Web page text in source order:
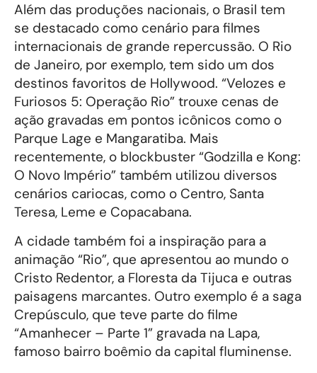
Além das produções nacionais, o Brasil tem
se destacado como cenário para filmes
internacionais de grande repercussão. O Rio
de Janeiro, por exemplo, tem sido um dos
destinos favoritos de Hollywood. “Velozes e
Furiosos 5: Operação Rio” trouxe cenas de
ação gravadas em pontos icônicos como o
Parque Lage e Mangaratiba. Mais
recentemente, o blockbuster “Godzilla e Kong:
O Novo Império” também utilizou diversos
cenários cariocas, como o Centro, Santa
Teresa, Leme e Copacabana.
A cidade também foi a inspiração para a
animação “Rio”, que apresentou ao mundo o
Cristo Redentor, a Floresta da Tijuca e outras
paisagens marcantes. Outro exemplo é a saga
Crepúsculo, que teve parte do filme
“Amanhecer – Parte 1” gravada na Lapa,
famoso bairro boêmio da capital fluminense.